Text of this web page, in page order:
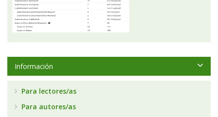
Información
Para lectores/as
Para autores/as